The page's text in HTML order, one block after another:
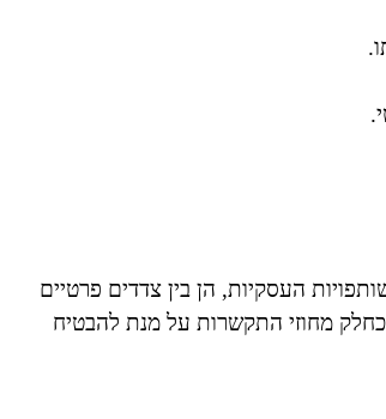
העסקיות, הן בין צדדים פרטיים
כחלק מחוזי התקשרות על מנת להבטיח